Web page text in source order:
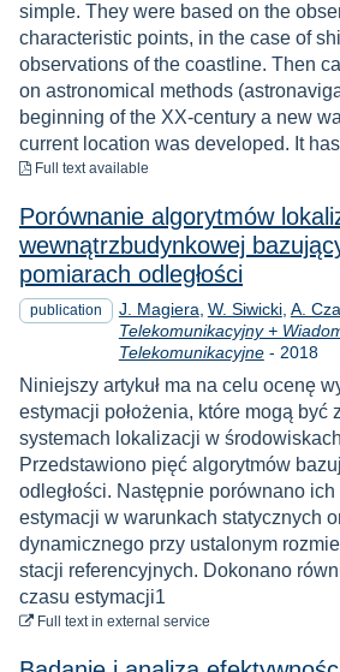
simple. They were based on the
characteristic points, in the case of
observations of the coastline. Then
on astronomical methods
beginning of the XX-century a new
current location was developed. It
Full text available
Porównanie algorytmów
wewnątrzbudynkowej
pomiarach odległości
publication J. Magiera W. Siwicki A.
Telekomunikacyjny +
Telekomunikacyjne- Year
2018
Niniejszy artykuł ma na celu ocenę
estymacji położenia, które mogą być
systemach lokalizacji w
Przedstawiono pięć algorytmów
odległości. Następnie porównano ich
estymacji w warunkach statycznych
dynamicznego przy ustalonym
stacji referencyjnych. Dokonano
czasu estymacji1
Full textto download
in external service